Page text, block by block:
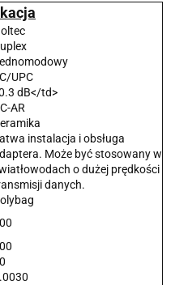
UPC
dB</td>
AR
instalacja i obsługa
Może być stosowany w
o dużej prędkości
danych.